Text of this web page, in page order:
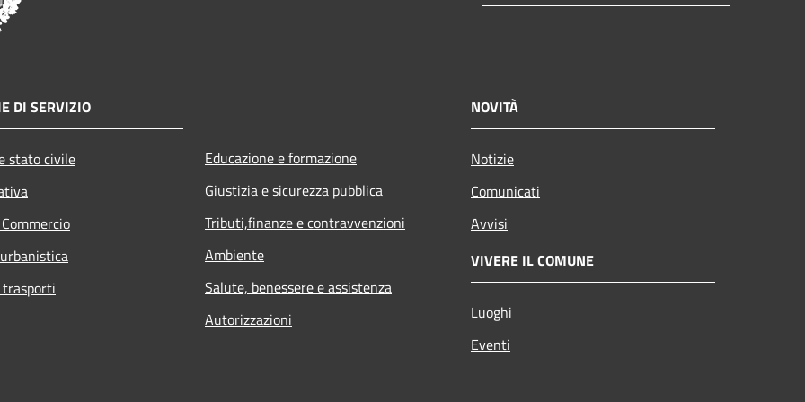
DI SERVIZIO
stato civile
Educazione e formazione
Giustizia e sicurezza pubblica
Tributi,finanze e contravvenzioni
Ambiente
Salute, benessere e assistenza
Autorizzazioni
NOVITÀ
Notizie
Comunicati
Avvisi
VIVERE IL COMUNE
Luoghi
Eventi